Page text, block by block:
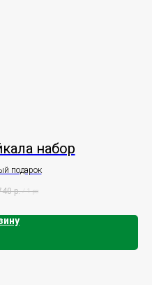
набор
подарок
р. / 1 pc